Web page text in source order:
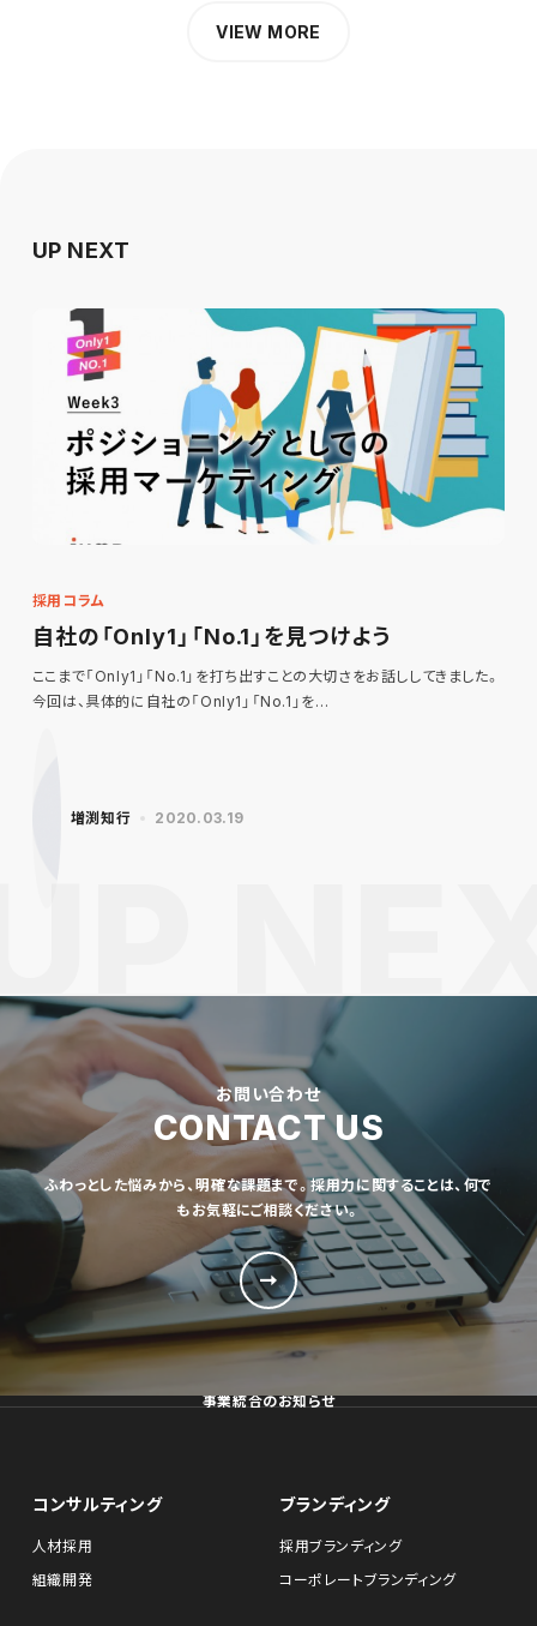
VIEW MORE
UP NEXT
採用コラム
自社の「Only1」「No.1」を見つけよう
ここまで「Only1」「No.1」を打ち出すことの大切さをお話ししてきました。
今回は、具体的に自社の「Only1」「No.1」を…
増渕知行 2020.03.19
お問い合わせ
CONTACT US
ふわっとした悩みから、明確な課題まで。採用力に関することは、何で
もお気軽にご相談ください。
事業統合のお知らせ
コンサルティング
人材採用
組織開発
ブランディング
採用ブランディング
コーポレートブランディング